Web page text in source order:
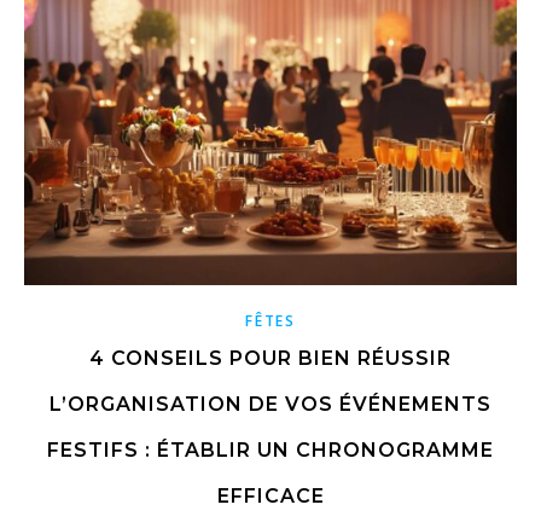
FÊTES
4 CONSEILS POUR BIEN RÉUSSIR
L’ORGANISATION DE VOS ÉVÉNEMENTS
FESTIFS : ÉTABLIR UN CHRONOGRAMME
EFFICACE